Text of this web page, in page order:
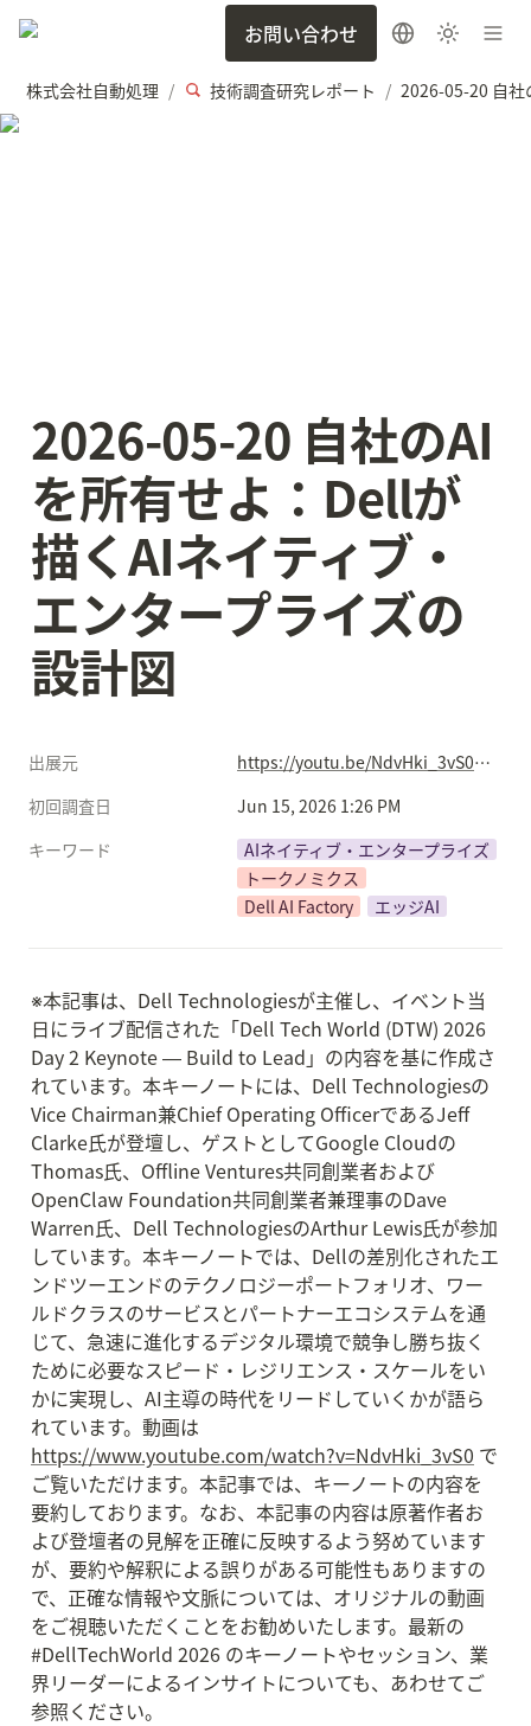
お問い合わせ
株式会社自動処理 / 技術調査研究レポート /
2026-05-20 自社のAI
を所有せよ：Dellが
描くAIネイティブ・
エンタープライズの
設計図
出展元
https://youtu.be/NdvHki_3vS0?si=t_IhgMXYdQXCj8ft
初回調査日
Jun 15, 2026 1:26 PM
キーワード
AIネイティブ・エンタープライズ
トークノミクス
Dell AI Factory
エッジAI
※本記事は、Dell Technologiesが主催し、イベント当
日にライブ配信された「Dell Tech World (DTW) 2026
Day 2 Keynote ― Build to Lead」の内容を基に作成さ
れています。本キーノートには、Dell Technologiesの
Vice Chairman兼Chief Operating OfficerであるJeff
Clarke氏が登壇し、ゲストとしてGoogle Cloudの
Thomas氏、Offline Ventures共同創業者および
OpenClaw Foundation共同創業者兼理事のDave
Warren氏、Dell TechnologiesのArthur Lewis氏が参加
しています。本キーノートでは、Dellの差別化されたエ
ンドツーエンドのテクノロジーポートフォリオ、ワー
ルドクラスのサービスとパートナーエコシステムを通
じて、急速に進化するデジタル環境で競争し勝ち抜く
ために必要なスピード・レジリエンス・スケールをい
かに実現し、AI主導の時代をリードしていくかが語ら
https://www.youtube.com/watch?v=NdvHki_3vS0 で
ご覧いただけます。本記事では、キーノートの内容を
要約しております。なお、本記事の内容は原著作者お
よび登壇者の見解を正確に反映するよう努めています
が、要約や解釈による誤りがある可能性もありますの
で、正確な情報や文脈については、オリジナルの動画
をご視聴いただくことをお勧めいたします。最新の
#DellTechWorld 2026 のキーノートやセッション、業
界リーダーによるインサイトについても、あわせてご
参照ください。